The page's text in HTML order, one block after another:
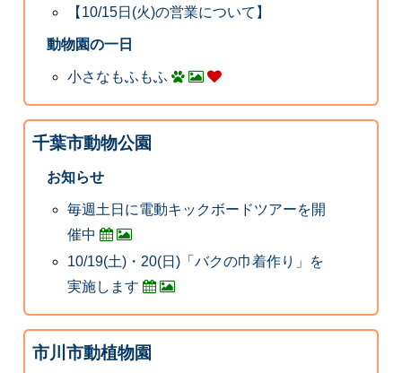
【10/15日(火)の営業について】
動物園の一日
小さなもふもふ
千葉市動物公園
お知らせ
毎週土日に電動キックボードツアーを開
催中
10/19(土)・20(日)「バクの巾着作り」を
実施します
市川市動植物園